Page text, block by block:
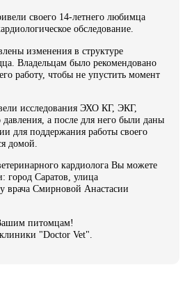
своего 14-летнего любимца
обследование.
изменения в структуре
Владельцам было рекомендовано
работу, чтобы не упустить момент
исследования ЭХО КГ, ЭКГ,
давления, а после для него были даны
для поддержания работы своего
домой.
кардиолога Вы можете
город Саратов, улица
врача Смирновой Анастасии
питомцам!
"Doctor Vet".